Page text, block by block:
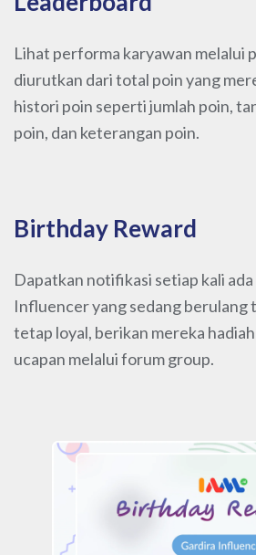
Lihat performa karyawan melalui
diurutkan dari total poin yang
histori poin seperti jumlah poin,
poin, dan keterangan poin.
Birthday Reward
Dapatkan notifikasi setiap kali
Influencer yang sedang berulang
tetap loyal, berikan mereka
ucapan melalui forum group.